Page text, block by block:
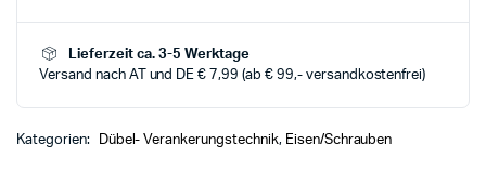
Lieferzeit ca. 3-5 Werktage
Versand nach AT und DE € 7,99 (ab € 99,- versandkostenfrei)
Kategorien: Dübel- Verankerungstechnik, Eisen/Schrauben